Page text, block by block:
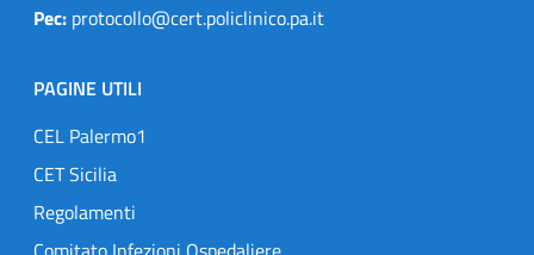
Pec: protocollo@cert.policlinico.pa.it
PAGINE UTILI
CEL Palermo1
CET Sicilia
Regolamenti